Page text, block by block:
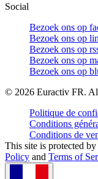
Social
Bezoek ons op
Bezoek ons op
Bezoek ons op
Bezoek ons op
Bezoek ons op
© 2026 Euractiv FR.
Politique de
Conditions
Conditions de
This site is protected
Policy and Terms of